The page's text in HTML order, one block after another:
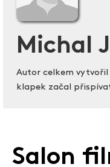
Michal
Autor celkem vytvořil
klapek začal
Salon